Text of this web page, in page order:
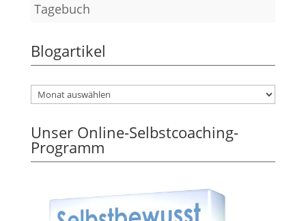
Tagebuch
Blogartikel
Unser Online-Selbstcoaching-
Programm